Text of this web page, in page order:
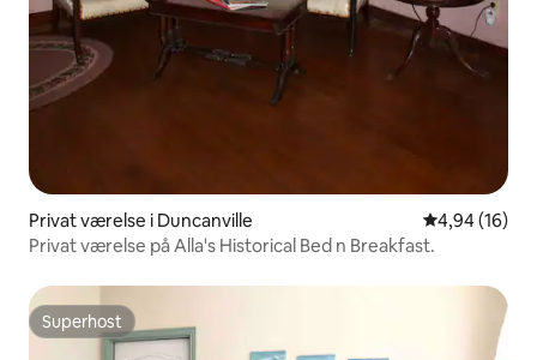
Privat værelse i Duncanville 4,94 ud af 5 i
4,94 (16)
Privat værelse på Alla's Historical Bed n Breakfast.
Superhost
Superhost